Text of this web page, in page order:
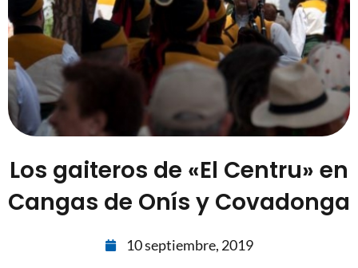
Los gaiteros de «El Centru» en
Cangas de Onís y Covadonga
10 septiembre, 2019